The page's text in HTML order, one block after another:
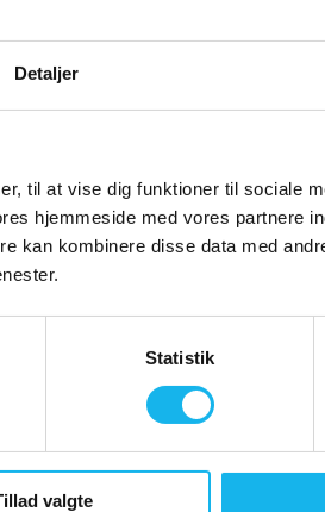
Detaljer
til at vise dig funktioner til sociale
hjemmeside med vores partnere
kan kombinere disse data med
Statistik
valgte